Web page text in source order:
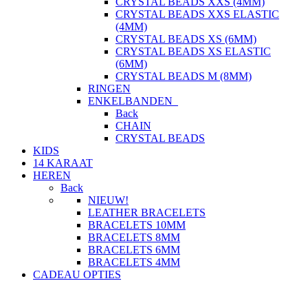
CRYSTAL BEADS XXS ELASTIC
(4MM)
CRYSTAL BEADS XS (6MM)
CRYSTAL BEADS XS ELASTIC
(6MM)
CRYSTAL BEADS M (8MM)
RINGEN
ENKELBANDEN
Back
CHAIN
CRYSTAL BEADS
KIDS
14 KARAAT
HEREN
Back
NIEUW!
LEATHER BRACELETS
BRACELETS 10MM
BRACELETS 8MM
BRACELETS 6MM
BRACELETS 4MM
CADEAU OPTIES